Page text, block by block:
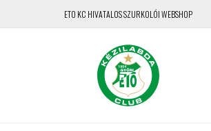
ETO KC HIVATALOS SZURKOLÓI WEBSHOP